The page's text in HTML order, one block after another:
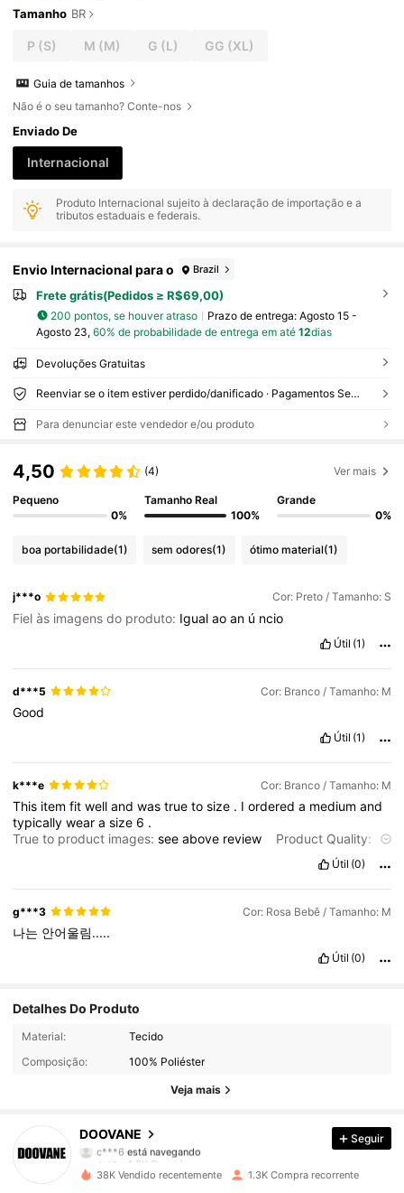
Tamanho BR
P (S) M (M) G (L) GG (XL)
Guia de tamanhos
Não é o seu tamanho? Conte-nos
Enviado De
Internacional
Produto Internacional sujeito à declaração de importação e a
tributos estaduais e federais.
Envio Internacional para o Brazil
Frete grátis(Pedidos ≥ R$69,00)
200 pontos, se houver atraso Prazo de entrega: Agosto 15 -
Agosto 23, 60% de probabilidade de entrega em até 12dias
Devoluções Gratuitas
Reenviar se o item estiver perdido/danificado · Pagamentos Seguros · Proteção de privacidade
Para denunciar este vendedor e/ou produto
4,50 (4) Ver mais
Pequeno
0%
Tamanho Real
100%
Grande
0%
boa portabilidade(1) sem odores(1) ótimo material(1)
j***o Cor: Preto / Tamanho: S
Fiel às imagens do produto: Igualaoan ú ncio
Útil (1)
d***5 Cor: Branco / Tamanho: M
Good
Útil (1)
k***e Cor: Branco / Tamanho: M
This itemfitwellandwastruetosize . Iordereda mediumand
typicallywearasize 6 .
True to product images:seeabove review
Product Quality:
Smell
quality
Útil (0)
g***3 Cor: Rosa Bebê / Tamanho: M
나는 안어울림.....
Útil (0)
Detalhes Do Produto
Material:
Tecido
Composição:
100% Poliéster
Veja mais
DOOVANE
1.3K Seguidores
1.3K Seguidores
c***6está navegando
4,49
1.3K Seguidores
Seguir
38K Vendido recentemente 1.3K Compra recorrente